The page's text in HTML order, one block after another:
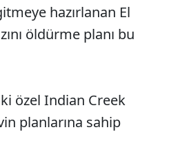
hazırlanan El
öldürme planı bu
özel Indian Creek
planlarına sahip